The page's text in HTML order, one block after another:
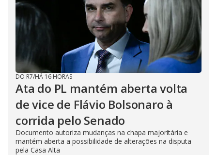
DO R7/HÁ 16 HORAS
Ata do PL mantém aberta volta
de vice de Flávio Bolsonaro à
corrida pelo Senado
Documento autoriza mudanças na chapa majoritária e
mantém aberta a possibilidade de alterações na disputa
pela Casa Alta